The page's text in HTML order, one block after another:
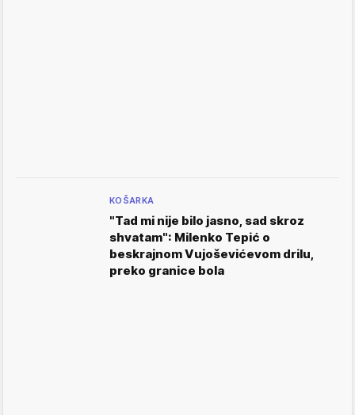
KOŠARKA
"Tad mi nije bilo jasno, sad skroz
shvatam": Milenko Tepić o
beskrajnom Vujoševićevom drilu,
preko granice bola